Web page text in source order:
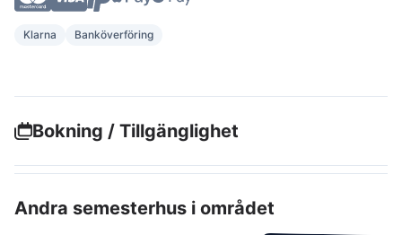
Klarna Banköverföring
Bokning / Tillgänglighet
Andra semesterhus i området